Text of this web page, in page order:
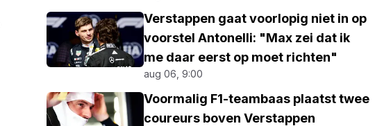
Verstappen gaat voorlopig niet in op
voorstel Antonelli: "Max zei dat ik
me daar eerst op moet richten"
aug 06, 9:00
Voormalig F1-teambaas plaatst twee
coureurs boven Verstappen